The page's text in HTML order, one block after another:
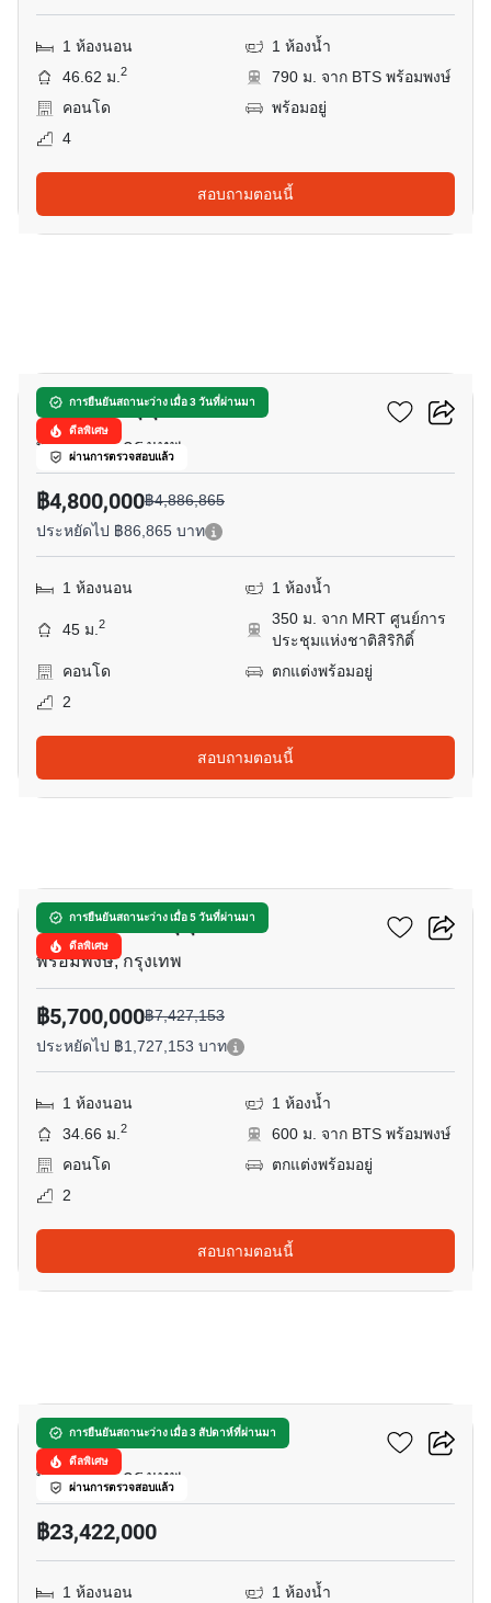
1 ห้องนอน
1 ห้องน้ำ
46.62 ม.2
790 ม. จาก BTS พร้อมพงษ์
คอนโด
พร้อมอยู่
4
สอบถามตอนนี้
การยืนยันสถานะว่าง เมื่อ 3 วันที่ผ่านมา
ดีลพิเศษ
ผ่านการตรวจสอบแล้ว
ทราเพโซ สุขุมวิท 16
พร้อมพงษ์, กรุงเทพ
฿4,800,000฿4,886,865
ประหยัดไป ฿86,865 บาท
1 ห้องนอน 1 ห้องน้ำ
45 ม.2
350 ม. จาก MRT ศูนย์การ
ประชุมแห่งชาติสิริกิติ์
คอนโด
ตกแต่งพร้อมอยู่
2
สอบถามตอนนี้
การยืนยันสถานะว่าง เมื่อ 5 วันที่ผ่านมา
ดีลพิเศษ
โนเบิล บีอี 33 สุขุมวิท
พร้อมพงษ์, กรุงเทพ
฿5,700,000฿7,427,153
ประหยัดไป ฿1,727,153 บาท
1 ห้องนอน
1 ห้องน้ำ
34.66 ม.2
600 ม. จาก BTS พร้อมพงษ์
คอนโด
ตกแต่งพร้อมอยู่
2
สอบถามตอนนี้
การยืนยันสถานะว่าง เมื่อ 3 สัปดาห์ที่ผ่านมา
ดีลพิเศษ
ผ่านการตรวจสอบแล้ว
มิวนีค พร้อมพงษ์
พร้อมพงษ์, กรุงเทพ
฿23,422,000
1 ห้องนอน 1 ห้องน้ำ